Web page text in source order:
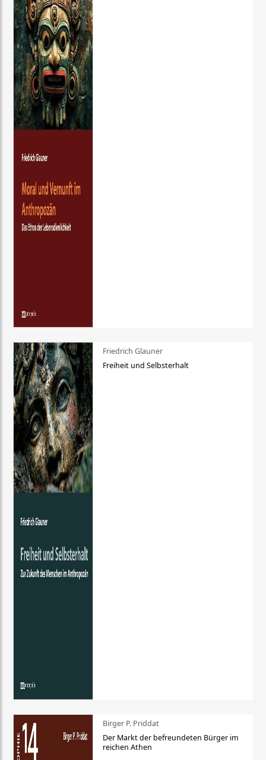
Friedrich Glauner
Freiheit und Selbsterhalt
Birger P. Priddat
Der Markt der befreundeten Bürger im
reichen Athen